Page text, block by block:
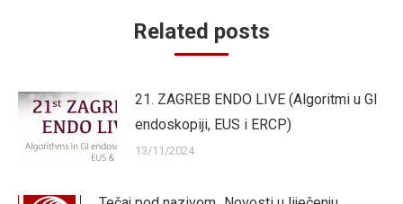
Related posts
21. ZAGREB ENDO LIVE (Algoritmi u GI
endoskopiji, EUS i ERCP)
13/11/2024